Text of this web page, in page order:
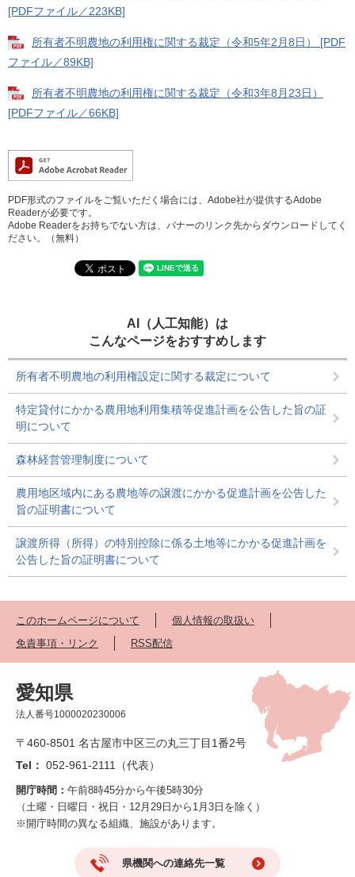
[PDFファイル／223KB]
所有者不明農地の利用権に関する裁定（令和5年2月8日） [PDF
ファイル／89KB]
所有者不明農地の利用権に関する裁定（令和3年8月23日）
[PDFファイル／66KB]
PDF形式のファイルをご覧いただく場合には、Adobe社が提供するAdobe
Readerが必要です。
Adobe Readerをお持ちでない方は、バナーのリンク先からダウンロードしてく
ださい。（無料）
AI（人工知能）は
こんなページをおすすめします
所有者不明農地の利用権設定に関する裁定について
特定貸付にかかる農用地利用集積等促進計画を公告した旨の証
明について
森林経営管理制度について
農用地区域内にある農地等の譲渡にかかる促進計画を公告した
旨の証明書について
譲渡所得（所得）の特別控除に係る土地等にかかる促進計画を
公告した旨の証明書について
このホームページについて
個人情報の取扱い
免責事項・リンク
RSS配信
愛知県
法人番号1000020230006
〒460-8501 名古屋市中区三の丸三丁目1番2号
Tel： 052-961-2111（代表）
開庁時間： 午前8時45分から午後5時30分
（土曜・日曜日・祝日・12月29日から1月3日を除く）
※開庁時間の異なる組織、施設があります。
県機関への連絡先一覧